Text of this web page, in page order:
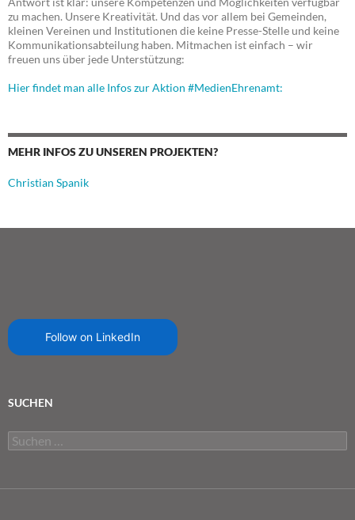
zu machen. Unsere Kreativität. Und das vor allem bei Gemeinden,
kleinen Vereinen und Institutionen die keine Presse-Stelle und keine
Kommunikationsabteilung haben. Mitmachen ist einfach – wir
freuen uns über jede Unterstützung:
Hier findet man alle Infos zur Aktion #MedienEhrenamt:
MEHR INFOS ZU UNSEREN PROJEKTEN?
Christian Spanik
Follow on LinkedIn
SUCHEN
Suchen
nach: